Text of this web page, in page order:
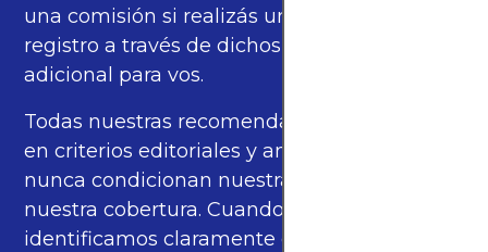
una comisión si realizás una compra o
registro a través de dichos enlaces, sin costo
adicional para vos.
Todas nuestras recomendaciones se basan
en criterios editoriales y análisis propios, y
nunca condicionan nuestras opiniones ni
nuestra cobertura. Cuando corresponde,
identificamos claramente estos enlaces.